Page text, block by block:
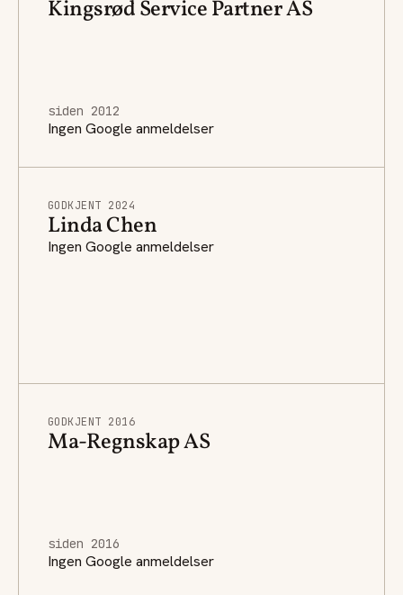
Kingsrød Service Partner AS
siden 2012
Ingen Google anmeldelser
GODKJENT 2024
Linda Chen
Ingen Google anmeldelser
GODKJENT 2016
Ma-Regnskap AS
siden 2016
Ingen Google anmeldelser